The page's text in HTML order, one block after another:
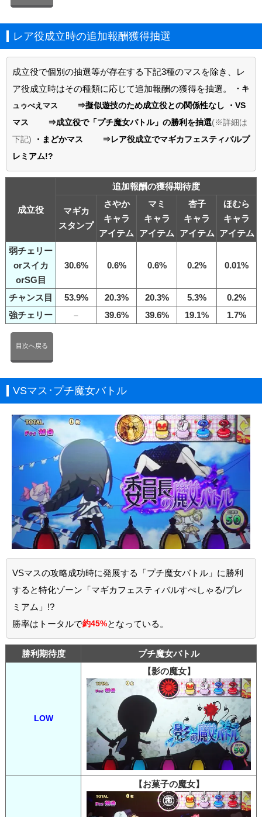
レア役成立時の追加報酬獲得抽選
成立役で個別の抽選等が存在する下記3種のマスを除き、レ
ア役成立時はその種類に応じて追加報酬の獲得を抽選。
・キ
ュゥべえマス
⇒擬似遊技のため成立役との関係性なし
・VS
マス
⇒成立役で「プチ魔女バトル」の勝利を抽選(※詳細は
下記)
・まどかマス
⇒レア役成立でマギカフェスティバルプ
レミアム!?
成立役
追加報酬の獲得期待度
マギカ
スタンプ
さやか
キャラ
アイテム
マミ
キャラ
アイテム
杏子
キャラ
アイテム
ほむら
キャラ
アイテム
弱チェリー
orスイカ
orSG目
30.6% 0.6% 0.6% 0.2% 0.01%
チャンス目 53.9% 20.3% 20.3% 5.3%
0.2%
強チェリー
– 39.6% 39.6% 19.1% 1.7%
目次へ戻る
VSマス･プチ魔女バトル
VSマスの攻略成功時に発展する「プチ魔女バトル」に勝利
すると特化ゾーン「マギカフェスティバルすぺしゃる/プレ
ミアム」!?
勝率はトータルで約45%となっている。
勝利期待度 プチ魔女バトル
LOW
【影の魔女】
【お菓子の魔女】